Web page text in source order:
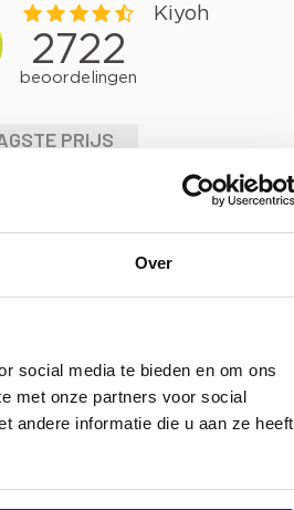
Over
social media te bieden en om ons
met onze partners voor social
andere informatie die u aan ze heeft
PRIJS
statief.